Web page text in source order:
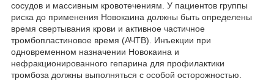
сосудов и массивным кровотечениям. У пациентов группы
риска до применения Новокаина должны быть определены
время свертывания крови и активное частичное
тромбопластиновое время (АЧТВ). Инъекции при
одновременном назначении Новокаина и
нефракционированного гепарина для профилактики
тромбоза должны выполняться с особой осторожностью.